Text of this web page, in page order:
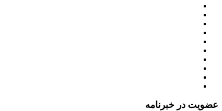
عضویت در خبرنامه